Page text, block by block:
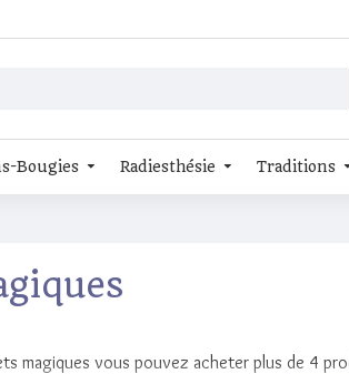
Bougies Radiesthésie Traditions
magiques vous pouvez acheter plus de 4